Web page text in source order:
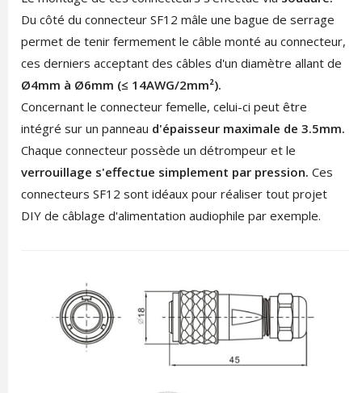
Du côté du connecteur SF12 mâle une bague de serrage
permet de tenir fermement le câble monté au connecteur,
ces derniers acceptant des câbles d'un diamètre allant de
Ø4mm à Ø6mm (≤ 14AWG/2mm²).
Concernant le connecteur femelle, celui-ci peut être
intégré sur un panneau d'épaisseur maximale de 3.5mm.
Chaque connecteur possède un détrompeur et le
verrouillage s'effectue simplement par pression. Ces
connecteurs SF12 sont idéaux pour réaliser tout projet
DIY de câblage d'alimentation audiophile par exemple.